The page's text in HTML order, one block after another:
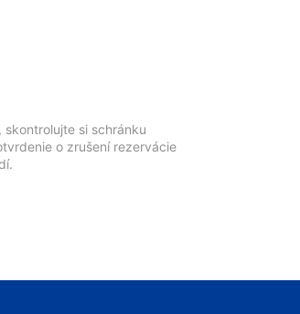
si schránku
o zrušení rezervácie